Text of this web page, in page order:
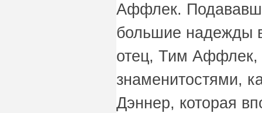
Аффлек.
большие надежды
отец, Тим Аффлек,
знаменитостями,
Дэннер, которая